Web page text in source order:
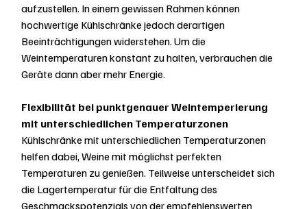
aufzustellen. In einem gewissen Rahmen können
hochwertige Kühlschränke jedoch derartigen
Beeinträchtigungen widerstehen. Um die
Weintemperaturen konstant zu halten, verbrauchen die
Geräte dann aber mehr Energie.
Flexibilität bei punktgenauer Weintemperierung
mit unterschiedlichen Temperaturzonen
Kühlschränke mit unterschiedlichen Temperaturzonen
helfen dabei, Weine mit möglichst perfekten
Temperaturen zu genießen. Teilweise unterscheidet sich
die Lagertemperatur für die Entfaltung des
Geschmackspotenzials von der empfehlenswerten